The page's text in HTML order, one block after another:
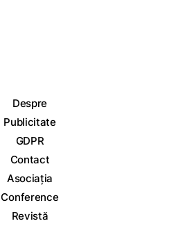
Despre
Publicitate
GDPR
Contact
Asociația
Conference
Revistă